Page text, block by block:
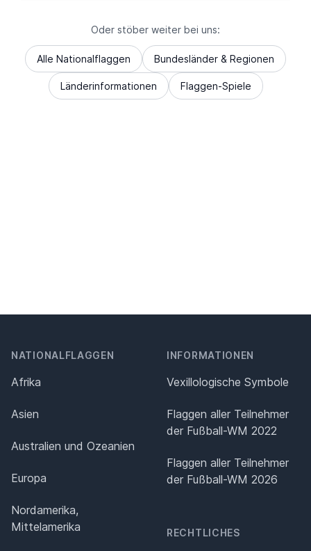
Oder stöber weiter bei uns:
Alle Nationalflaggen Bundesländer & Regionen
Länderinformationen Flaggen-Spiele
NATIONALFLAGGEN
Afrika
Asien
Australien und Ozeanien
Europa
Nordamerika,
Mittelamerika
INFORMATIONEN
Vexillologische Symbole
Flaggen aller Teilnehmer
der Fußball-WM 2022
Flaggen aller Teilnehmer
der Fußball-WM 2026
RECHTLICHES